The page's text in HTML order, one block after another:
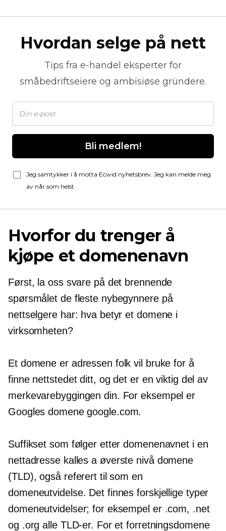
Hvordan selge på nett
Tips fra e-handel eksperter for
småbedriftseiere og ambisiøse gründere.
Bli medlem!
Jeg samtykker i å motta Ecwid nyhetsbrev. Jeg kan melde meg
av når som helst.
Hvorfor du trenger å
kjøpe et domenenavn
Først, la oss svare på det brennende
spørsmålet de fleste nybegynnere på
nettselgere har: hva betyr et domene i
virksomheten?
Et domene er adressen folk vil bruke for å
finne nettstedet ditt, og det er en viktig del av
merkevarebyggingen din. For eksempel er
Googles domene google.com.
Suffikset som følger etter domenenavnet i en
nettadresse kalles a øverste nivådomene
(TLD), også referert til som en
domeneutvidelse. Det finnes forskjellige typer
domeneutvidelser; for eksempel er .com, .net
og .org alle TLD-er. For et forretningsdomene